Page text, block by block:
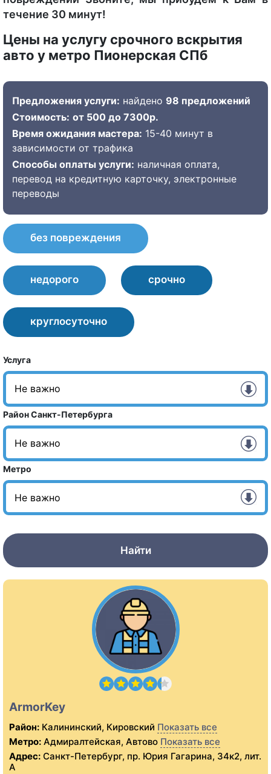
течение 30 минут!
Цены на услугу срочного вскрытия
авто у метро Пионерская СПб
Предложения услуги: найдено 98 предложений
Стоимость: от 500 до 7300р.
Время ожидания мастера: 15-40 минут в
зависимости от трафика
Способы оплаты услуги: наличная оплата,
перевод на кредитную карточку, электронные
переводы
без повреждения
недорого срочно
круглосуточно
Услуга
Район Санкт-Петербурга
Метро
Найти
ArmorKey
Район: Калининский, Кировский Показать все
Метро: Адмиралтейская, Автово Показать все
Адрес: Санкт-Петербург, пр. Юрия Гагарина, 34к2, лит.
А